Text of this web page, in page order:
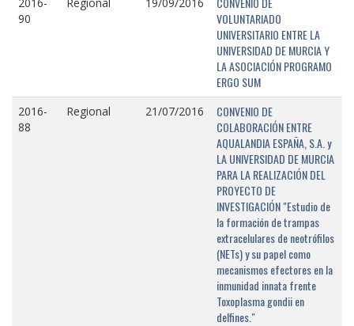
90
VOLUNTARIADO
UNIVERSITARIO ENTRE LA
UNIVERSIDAD DE MURCIA Y
LA ASOCIACIÓN PROGRAMO
ERGO SUM
2016-
88
Regional 21/07/2016
CONVENIO DE
COLABORACIÓN ENTRE
AQUALANDIA ESPAÑA, S.A. y
LA UNIVERSIDAD DE MURCIA
PARA LA REALIZACIÓN DEL
PROYECTO DE
INVESTIGACIÓN "Estudio de
la formación de trampas
extracelulares de neotrófilos
(NETs) y su papel como
mecanismos efectores en la
inmunidad innata frente
Toxoplasma gondii en
delfines."